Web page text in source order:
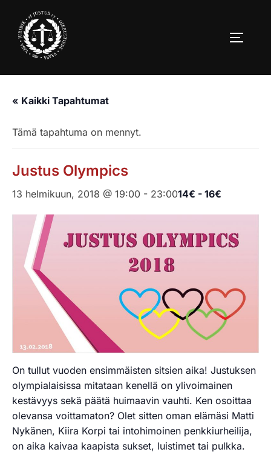
content
« Kaikki Tapahtumat
Tämä tapahtuma on mennyt.
Justus Olympics
13 helmikuun, 2018 @ 19:00 - 23:0014€ - 16€
On tullut vuoden ensimmäisten sitsien aika! Justuksen
olympialaisissa mitataan kenellä on ylivoimainen
kestävyys sekä päätä huimaavin vauhti. Ken osoittaa
olevansa voittamaton? Olet sitten oman elämäsi Matti
Nykänen, Kiira Korpi tai intohimoinen penkkiurheilija,
on aika kaivaa kaapista sukset, luistimet tai pulkka.